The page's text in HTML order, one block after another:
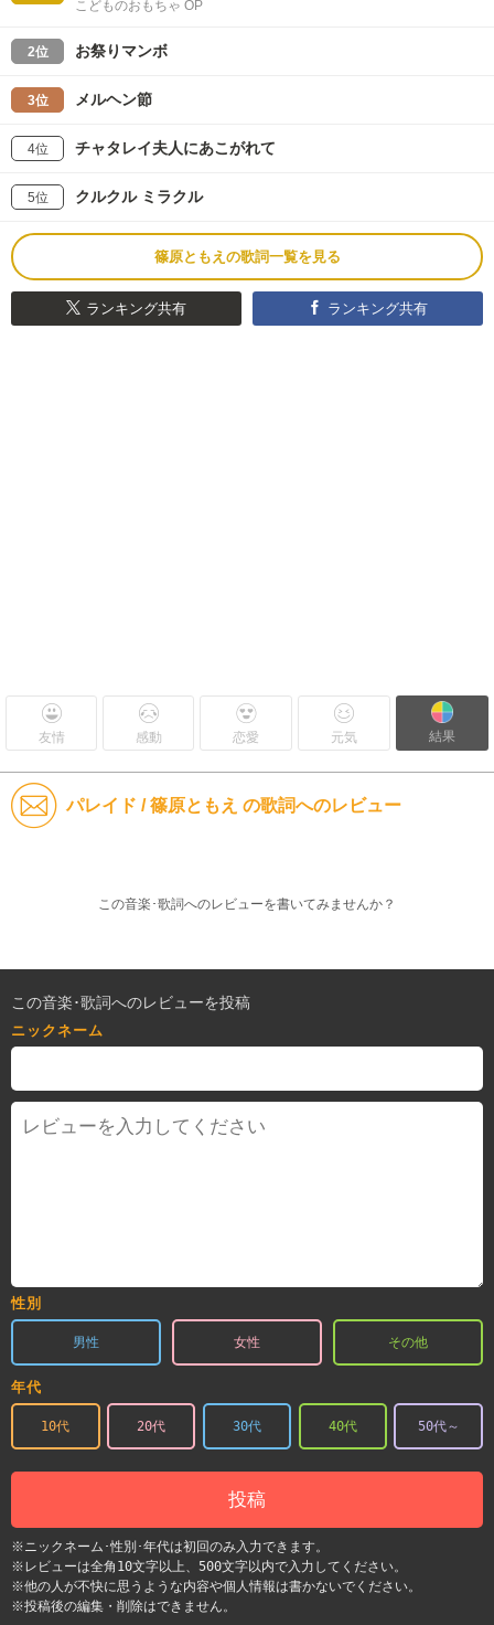
こどものおもちゃ OP
2位 お祭りマンボ
3位 メルヘン節
4位 チャタレイ夫人にあこがれて
5位 クルクル ミラクル
篠原ともえの歌詞一覧を見る
ランキング共有 ランキング共有
友情 感動 恋愛 元気 結果
パレイド / 篠原ともえ の歌詞へのレビュー
この音楽･歌詞へのレビューを書いてみませんか？
この音楽･歌詞へのレビューを投稿
ニックネーム
性別
男性 女性 その他
年代
10代 20代 30代 40代 50代～
投稿
※ニックネーム･性別･年代は初回のみ入力できます。
※レビューは全角10文字以上、500文字以内で入力してください。
※他の人が不快に思うような内容や個人情報は書かないでください。
※投稿後の編集・削除はできません。